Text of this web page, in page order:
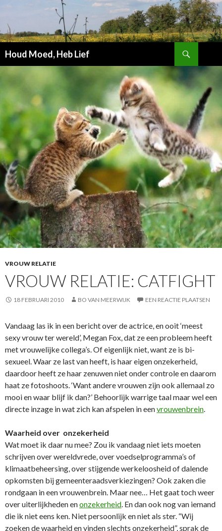
Houd Moed, Heb Lief
NAAR
VROUW RELATIE
VROUW RELATIE: CATFIGHT
18 FEBRUARI 2010 BO VAN MEERWIJK EEN REACTIE PLAATSEN
Vandaag las ik in een bericht over de actrice, en ooit ‘meest
sexy vrouw ter wereld’, Megan Fox, dat ze een probleem heeft
met vrouwelijke collega’s. Of eigenlijk niet, want ze is bi-
sexueel. Waar ze last van heeft, is haar eigen onzekerheid,
daardoor heeft ze haar zenuwen niet onder controle en daarom
haat ze fotoshoots. ‘Want andere vrouwen zijn ook allemaal zo
mooi en waar blijf ik dan?’ Behoorlijk warrige taal maar wel een
directe inzage in wat zich kan afspelen in eenvrouwenbrein.
Waarheid over onzekerheid
Wat moet ik daar nu mee? Zou ik vandaag niet iets moeten
schrijven over wereldvrede, over voedselprogramma’s of
klimaatbeheersing, over stijgende werkeloosheid of dalende
opkomsten bij gemeenteraadsverkiezingen? Ook zaken die
rondgaan in een vrouwenbrein. Maar nee… Het gaat toch weer
over uiterlijkheden enonzekerheid. En dan ook nog van iemand
die ik niet eens ken. Niet persoonlijk en niet als ster. “Wij
zoeken de waarheid en vinden slechts onzekerheid”, sprak de